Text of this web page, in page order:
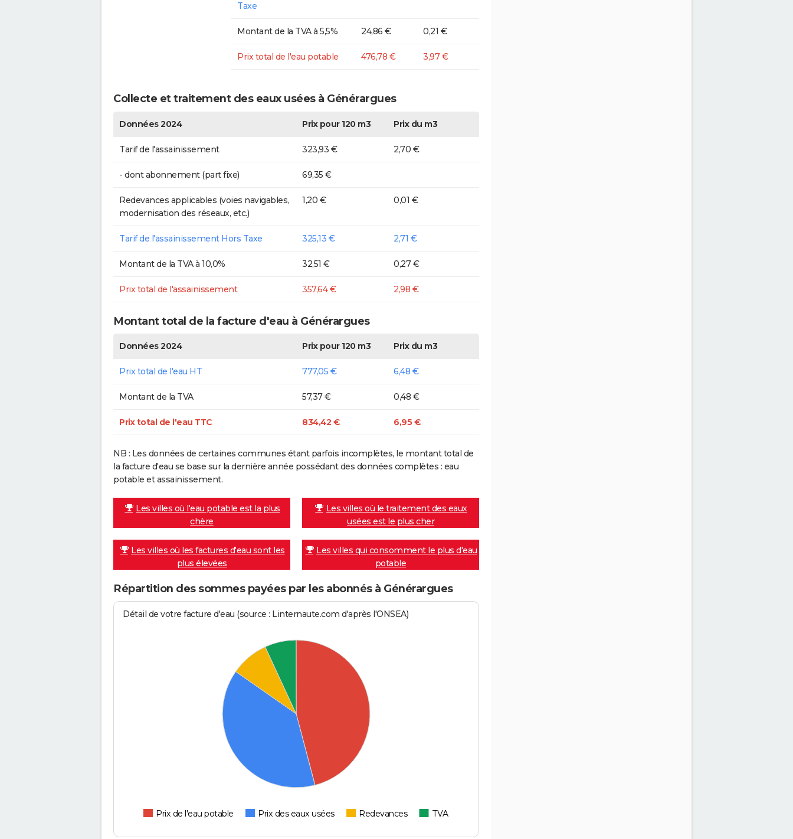
Taxe
Montant de la TVA à 5,5% 24,86 € 0,21 €
Prix total de l'eau potable 476,78 € 3,97 €
Collecte et traitement des eaux usées à Générargues
Données 2024 Prix pour 120 m3 Prix du m3
Tarif de l'assainissement 323,93 € 2,70 €
- dont abonnement (part fixe) 69,35 €
Redevances applicables (voies navigables,
modernisation des réseaux, etc.)
1,20 € 0,01 €
Tarif de l'assainissement Hors Taxe 325,13 € 2,71 €
Montant de la TVA à 10,0% 32,51 € 0,27 €
Prix total de l'assainissement 357,64 € 2,98 €
Montant total de la facture d'eau à Générargues
Données 2024 Prix pour 120 m3 Prix du m3
Prix total de l'eau HT 777,05 € 6,48 €
Montant de la TVA 57,37 € 0,48 €
Prix total de l'eau TTC 834,42 € 6,95 €
NB : Les données de certaines communes étant parfois incomplètes, le montant total de
la facture d'eau se base sur la dernière année possédant des données complètes : eau
potable et assainissement.
Les villes où l'eau potable est la plus
chère
Les villes où le traitement des eaux
usées est le plus cher
Les villes où les factures d'eau sont les
plus élevées
Les villes qui consomment le plus d'eau
potable
Répartition des sommes payées par les abonnés à Générargues
Détail de votre facture d'eau (source : Linternaute.com d'après l'ONSEA)
Prix de l'eau potable Prix des eaux usées Redevances TVA